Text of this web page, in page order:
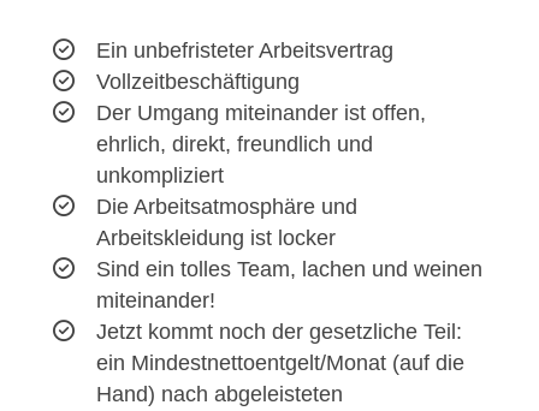
Ein unbefristeter Arbeitsvertrag
Vollzeitbeschäftigung
Der Umgang miteinander ist offen,
ehrlich, direkt, freundlich und
unkompliziert
Die Arbeitsatmosphäre und
Arbeitskleidung ist locker
Sind ein tolles Team, lachen und weinen
miteinander!
Jetzt kommt noch der gesetzliche Teil:
ein Mindestnettoentgelt/Monat (auf die
Hand) nach abgeleisteten